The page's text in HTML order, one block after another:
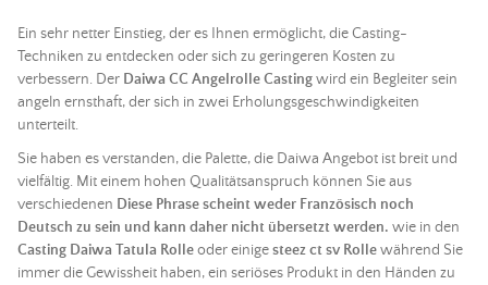
Ein sehr netter Einstieg, der es Ihnen ermöglicht, die Casting-
Techniken zu entdecken oder sich zu geringeren Kosten zu
verbessern. Der Daiwa CC Angelrolle Castingwird ein Begleiter sein
angeln ernsthaft, der sich in zwei Erholungsgeschwindigkeiten
unterteilt.
Sie haben es verstanden, die Palette, die Daiwa Angebot ist breit und
vielfältig. Mit einem hohen Qualitätsanspruch können Sie aus
verschiedenen Diese Phrase scheint weder Französisch noch
Deutsch zu sein und kann daher nicht übersetzt werden. wie in den
Casting Daiwa Tatula Rolleoder einigesteez ct sv Rollewährend Sie
immer die Gewissheit haben, ein seriöses Produkt in den Händen zu